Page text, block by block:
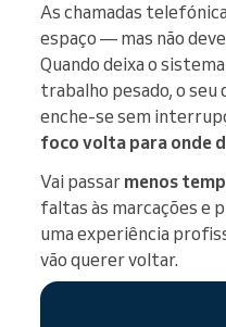
As chamadas
espaço — mas não
Quando deixa o
trabalho pesado, o seu
enche-se sem
foco volta para onde
Vai passar menos
faltas às marcações e
uma experiência
vão querer voltar.